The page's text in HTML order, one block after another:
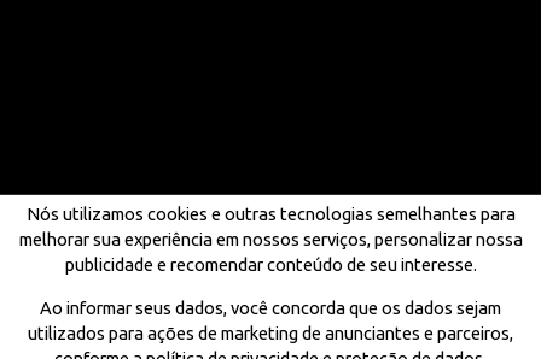
Nós utilizamos cookies e outras tecnologias semelhantes para
melhorar sua experiência em nossos serviços, personalizar nossa
publicidade e recomendar conteúdo de seu interesse.
Ao informar seus dados, você concorda que os dados sejam
utilizados para ações de marketing de anunciantes e parceiros,